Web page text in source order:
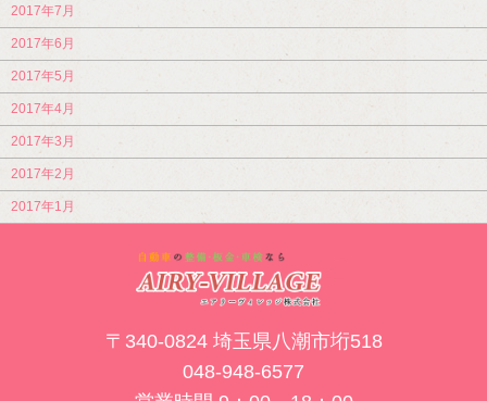
2017年7月
2017年6月
2017年5月
2017年4月
2017年3月
2017年2月
2017年1月
〒340-0824 埼玉県八潮市垳518
048-948-6577